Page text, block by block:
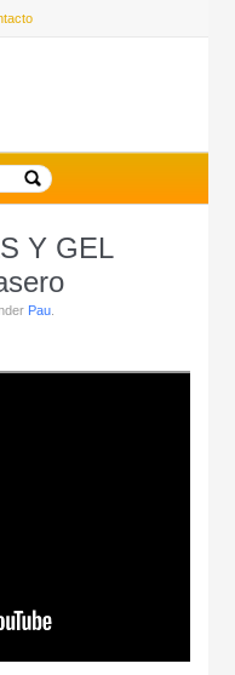
Y GEL
Pau